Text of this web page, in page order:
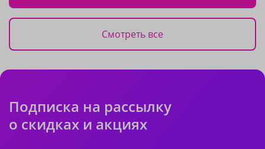
Смотреть все
Подписка на рассылку
о скидках и акциях